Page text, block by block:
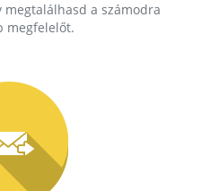
megtalálhasd a számodra
megfelelőt.